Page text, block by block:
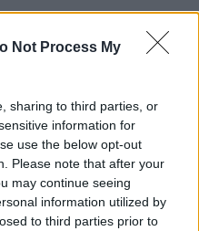
Not Process My
sharing to third parties, or
information for
use the below opt-out
Please note that after your
may continue seeing
information utilized by
to third parties prior to
canalización de tres
de graderíos
de autocross. Cabe
preliminares
detectó especies
así como vestigios de
por lo que remitió